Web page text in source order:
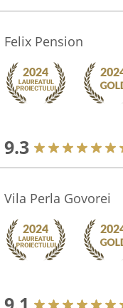
Felix Pension
9.3
Vila Perla Govorei